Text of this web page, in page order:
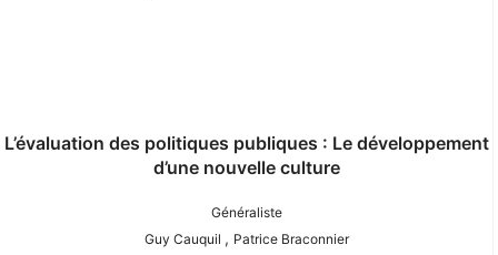
L’évaluation des politiques publiques : Le développement
d’une nouvelle culture
Généraliste
Guy Cauquil , Patrice Braconnier